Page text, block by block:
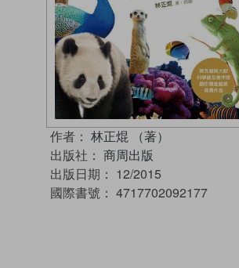
作者： 林正焜 （著）
出版社： 商周出版
出版日期： 12/2015
國際書號： 4717702092177